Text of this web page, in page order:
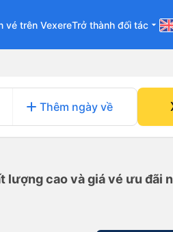
vé trên VexereTrở thành đối tác arrow_drop_down
add Thêm ngày về
lượng cao và giá vé ưu đãi